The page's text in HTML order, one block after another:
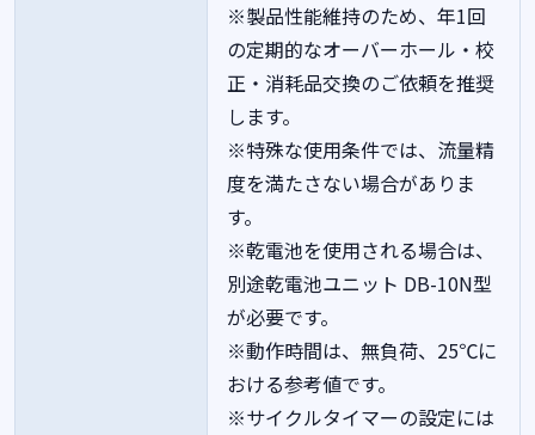
※製品性能維持のため、年1回
の定期的なオーバーホール・校
正・消耗品交換のご依頼を推奨
します。
※特殊な使用条件では、流量精
度を満たさない場合がありま
す。
※乾電池を使用される場合は、
別途乾電池ユニット DB-10N型
が必要です。
※動作時間は、無負荷、25℃に
おける参考値です。
※サイクルタイマーの設定には